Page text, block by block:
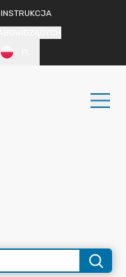
INSTRUKCJA